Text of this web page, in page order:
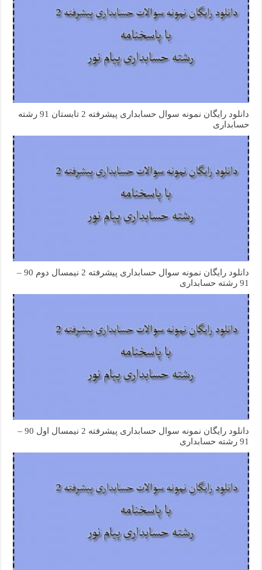
دانلود رایگان نمونه سوال حسابداری پیشرفته 2 تابستان 91 رشته
حسابداری
دانلود رایگان نمونه سوال حسابداری پیشرفته 2 نیمسال دوم 90 –
91 رشته حسابداری
دانلود رایگان نمونه سوال حسابداری پیشرفته 2 نیمسال اول 90 –
91 رشته حسابداری